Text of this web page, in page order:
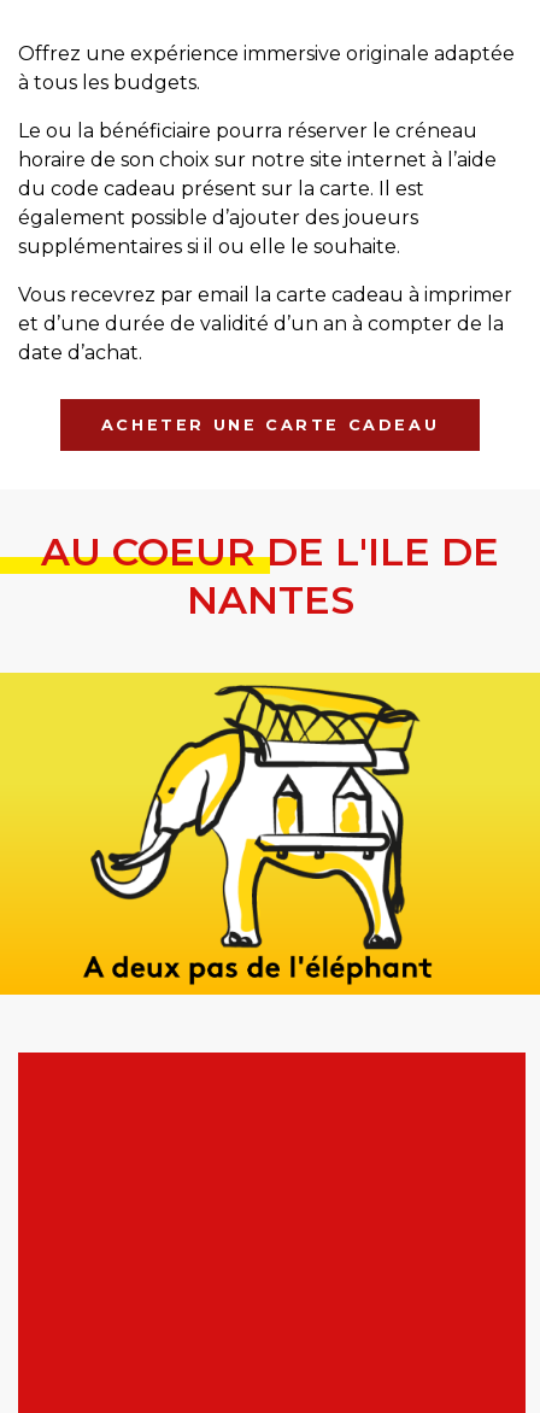
Offrez une expérience immersive originale adaptée
à tous les budgets.
Le ou la bénéficiaire pourra réserver le créneau
horaire de son choix sur notre site internet à l’aide
du code cadeau présent sur la carte. Il est
également possible d’ajouter des joueurs
supplémentaires si il ou elle le souhaite.
Vous recevrez par email la carte cadeau à imprimer
et d’une durée de validité d’un an à compter de la
date d’achat.
ACHETER UNE CARTE CADEAU
AU COEUR DE L'ILE DE
NANTES